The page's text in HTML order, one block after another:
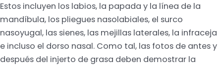
Estos incluyen los labios, la papada y la línea de la
mandíbula, los pliegues nasolabiales, el surco
nasoyugal, las sienes, las mejillas laterales, la infraceja
e incluso el dorso nasal. Como tal, las fotos de antes y
después del injerto de grasa deben demostrar la